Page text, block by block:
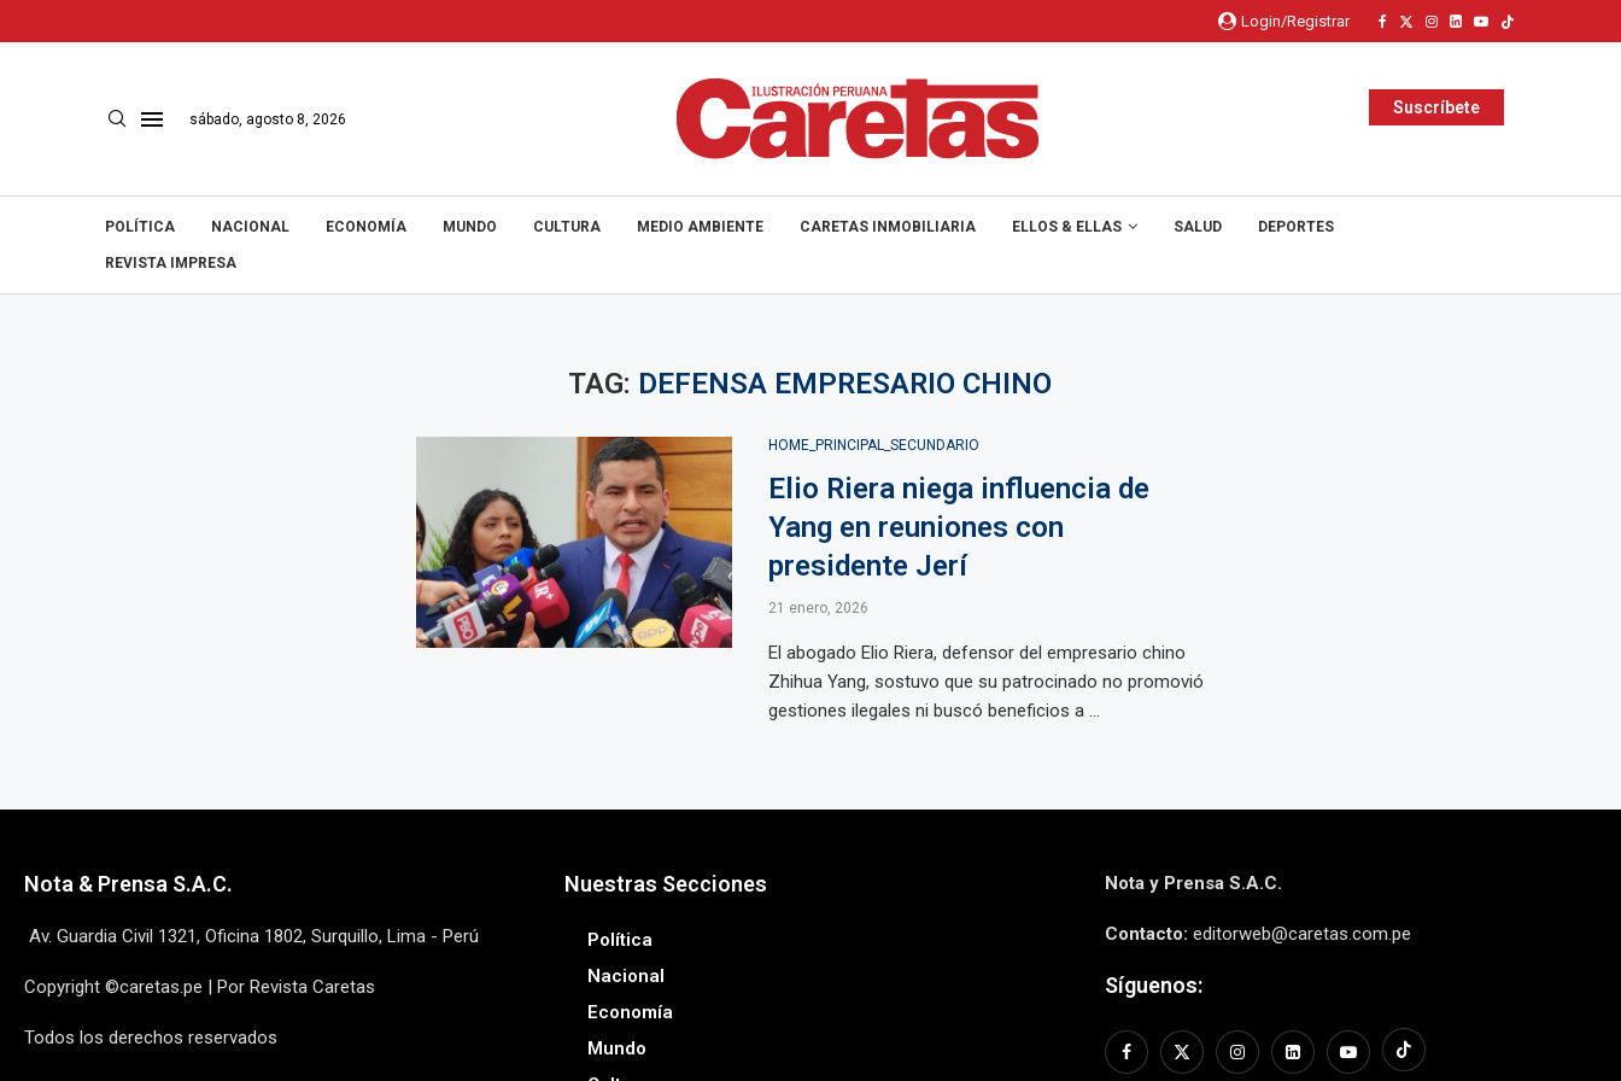
Login/Registrar
sábado, agosto 8, 2026
Suscríbete
POLÍTICA NACIONAL ECONOMÍA MUNDO CULTURA MEDIO AMBIENTE CARETAS INMOBILIARIA ELLOS & ELLAS SALUD DEPORTES
REVISTA IMPRESA
TAG: DEFENSA EMPRESARIO CHINO
HOME_PRINCIPAL_SECUNDARIO
Elio Riera niega influencia de
Yang en reuniones con
presidente Jerí
21 enero, 2026
El abogado Elio Riera, defensor del empresario chino
Zhihua Yang, sostuvo que su patrocinado no promovió
gestiones ilegales ni buscó beneficios a ...
Nota & Prensa S.A.C.
Av. Guardia Civil 1321, Oficina 1802, Surquillo, Lima - Perú
Copyright ©caretas.pe | Por Revista Caretas
Todos los derechos reservados
Nuestras Secciones
Política
Nacional
Economía
Mundo
Nota y Prensa S.A.C.
Contacto: editorweb@caretas.com.pe
Síguenos: